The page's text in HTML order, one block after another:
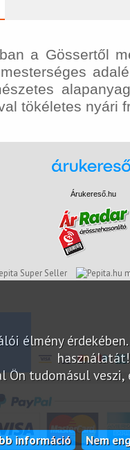
a Gössertől
tökéletes nyári
élmény
használatát!
Ön tudomásul
információ Nem
Árukereső.hu